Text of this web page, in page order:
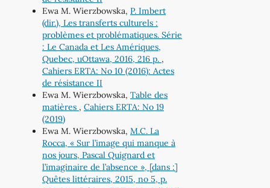
Ewa M. Wierzbowska, P. Imbert
(dir.), Les transferts culturels :
problèmes et problématiques. Série
: Le Canada et Les Amériques,
Quebec, uOttawa, 2016, 216 p. ,
Cahiers ERTA: No 10 (2016): Actes
de résistance II
Ewa M. Wierzbowska, Table des
matières , Cahiers ERTA: No 19
(2019)
Ewa M. Wierzbowska, M.C. La
Rocca, « Sur l’image qui manque à
nos jours, Pascal Quignard et
l’imaginaire de l’absence », [dans :]
Quêtes littéraires, 2015, no 5, p.